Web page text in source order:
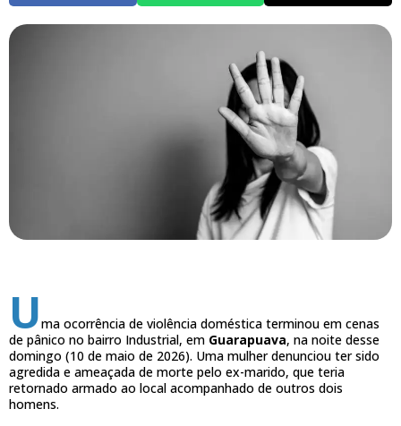
Uma ocorrência de violência doméstica terminou em cenas
de pânico no bairro Industrial, em Guarapuava, na noite desse
domingo (10 de maio de 2026). Uma mulher denunciou ter sido
agredida e ameaçada de morte pelo ex-marido, que teria
retornado armado ao local acompanhado de outros dois
homens.